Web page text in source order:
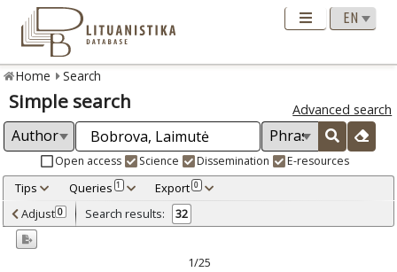
Home Search
Simple search Advanced search
Open access Science Dissemination E-resources
Tips Queries 1 Export 0
Adjusted by criteria 0
Year
Adjust 0 Search results: 32
1/25